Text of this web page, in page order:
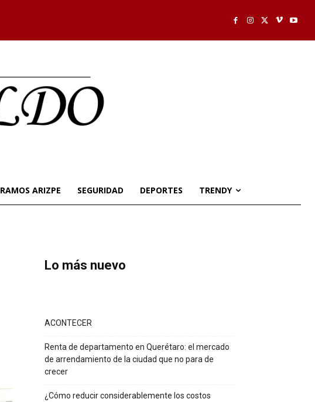
RAMOS ARIZPE SEGURIDAD DEPORTES TRENDY
Lo más nuevo
ACONTECER
Renta de departamento en Querétaro: el mercado
de arrendamiento de la ciudad que no para de
crecer
¿Cómo reducir considerablemente los costos